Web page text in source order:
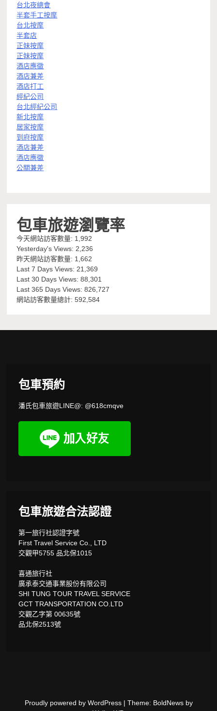
台北夜總會
半套手工按摩
台北按摩
半套店
正妹按摩
正妹按摩
酒店應徵
酒店兼差
酒店打工
經紀公司
台北經紀公司
新北按摩
居家按摩
到府按摩
酒店兼差
酒店應徵
公關兼差
包車旅遊瀏覽率
今天網站訪客數量: 1,992
Yesterday's Views: 2,236
昨天網站訪客數量: 1,662
Last 7 Days Views: 21,369
Last 30 Days Views:88,301
Last 365 Days Views:826,727
網站訪客數量總計:592,584
包車預約
潘氏包車旅遊LINE@: @618cmqve
包車旅遊合法認證
第一旅行社認證字號
First Travel Service Co., LTD
交觀甲5755 品北保1015
喜通旅行社
廣承泰交通事業股份有限公司
SHI TUNG TOUR TRAVEL SERVICE
GCT TRANSPORTATION CO.LTD
交觀乙字第 00635號
品北保2513號
Proudly powered by WordPress | Theme: BoldNews by